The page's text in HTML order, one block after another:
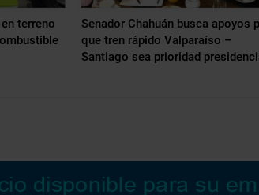
terreno
Senador Chahuán busca apoyos
que tren rápido Valparaíso –
Santiago sea prioridad